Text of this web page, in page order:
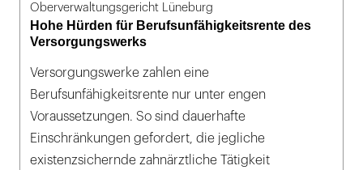
Oberverwaltungsgericht Lüneburg
Hohe Hürden für Berufsunfähigkeitsrente des
Versorgungswerks
Versorgungswerke zahlen eine
Berufsunfähigkeitsrente nur unter engen
Voraussetzungen. So sind dauerhafte
Einschränkungen gefordert, die jegliche
existenzsichernde zahnärztliche Tätigkeit